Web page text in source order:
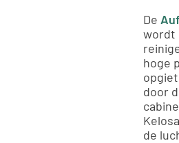
De
wordt
hoge
door
de